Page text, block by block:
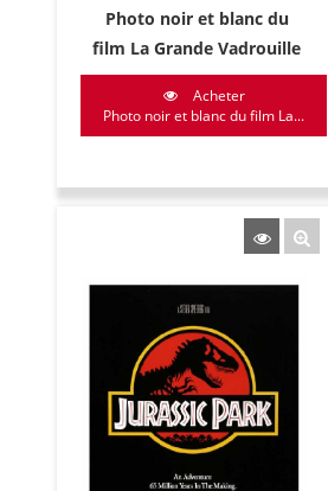
Photo noir et blanc du
film La Grande Vadrouille
Acheter
Photo noir et blanc du film La...